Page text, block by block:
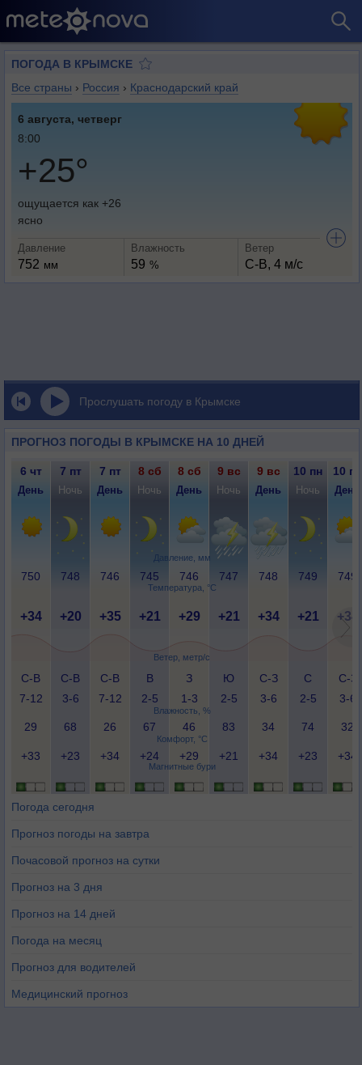
ПОГОДА В КРЫМСКЕ
Все страны › Россия › Краснодарский край
6 августа, четверг
8:00
+25°
ощущается как +26
ясно
Давление
752 мм
Влажность
59 %
Ветер
С-В, 4 м/с
Прослушать погоду в Крымске
ПРОГНОЗ ПОГОДЫ В КРЫМСКЕ НА 10 ДНЕЙ
Давление, мм
Температура, °C
Ветер, метр/с
Влажность, %
Комфорт, °C
Магнитные бури
6 чт 7 пт 7 пт 8 сб 8 сб 9 вс 9 вс 10 пн 10 пн
День Ночь День Ночь День Ночь День Ночь День
750 748 746 745 746 747 748 749 749
+34 +20 +35 +21 +29 +21 +34 +21 +34
С-В
7-12
С-В
3-6
С-В
7-12
В
2-5
З
1-3
Ю
2-5
С-З
3-6
С
2-5
С-З
3-6
29 68 26 67 46 83 34 74 32
+33 +23 +34 +24 +29 +21 +34 +23 +34
Погода сегодня
Прогноз погоды на завтра
Почасовой прогноз на сутки
Прогноз на 3 дня
Прогноз на 14 дней
Погода на месяц
Прогноз для водителей
Медицинский прогноз